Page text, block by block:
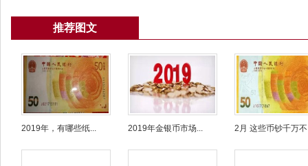
推荐图文
2019年，有哪些纸... 2019年金银币市场... 2月 这些币钞千万